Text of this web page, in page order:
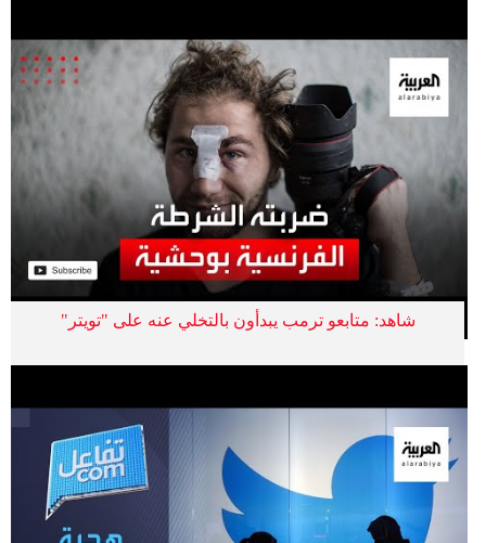
شاهد: متابعو ترمب يبدأون بالتخلي عنه على "تويتر"